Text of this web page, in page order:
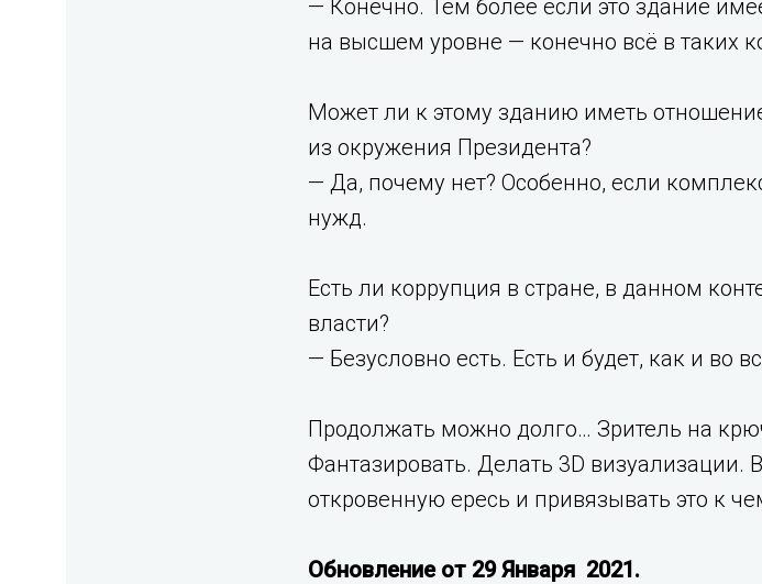
— Конечно. Тем более если это здание
на высшем уровне — конечно всё в таких
Может ли к этому зданию иметь
из окружения Президента?
— Да, почему нет? Особенно, если
нужд.
Есть ли коррупция в стране, в данном
власти?
— Безусловно есть. Есть и будет, как и во
Продолжать можно долго… Зритель на
Фантазировать. Делать 3D визуализации.
откровенную ересь и привязывать это к
Обновление от 29 Января 2021.